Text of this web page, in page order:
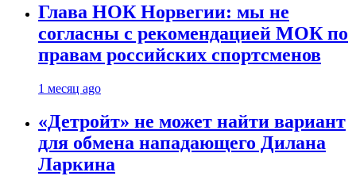
Глава НОК Норвегии: мы не
согласны с рекомендацией МОК по
правам российских спортсменов
1 месяц ago
«Детройт» не может найти вариант
для обмена нападающего Дилана
Ларкина